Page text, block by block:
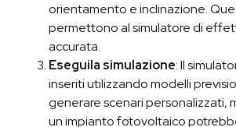
orientamento e inclinazione.
permettono al simulatore di
accurata.
Eseguila simulazione: Il
inseriti utilizzando modelli
generare scenari personalizzati,
un impianto fotovoltaico